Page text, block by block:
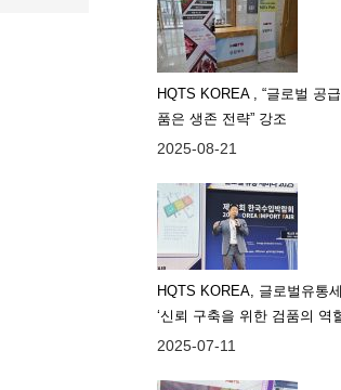
HQTS KOREA , “글로벌 공
품은 생존 전략” 강조
2025-08-21
HQTS KOREA, 글로벌유통
‘신뢰 구축을 위한 검품의 역
2025-07-11